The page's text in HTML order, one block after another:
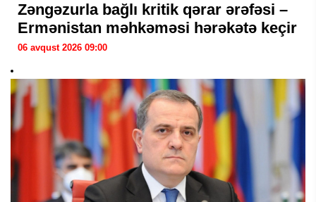
Zəngəzurla bağlı kritik qərar ərəfəsi –
Ermənistan məhkəməsi hərəkətə keçir
06 avqust 2026 09:00